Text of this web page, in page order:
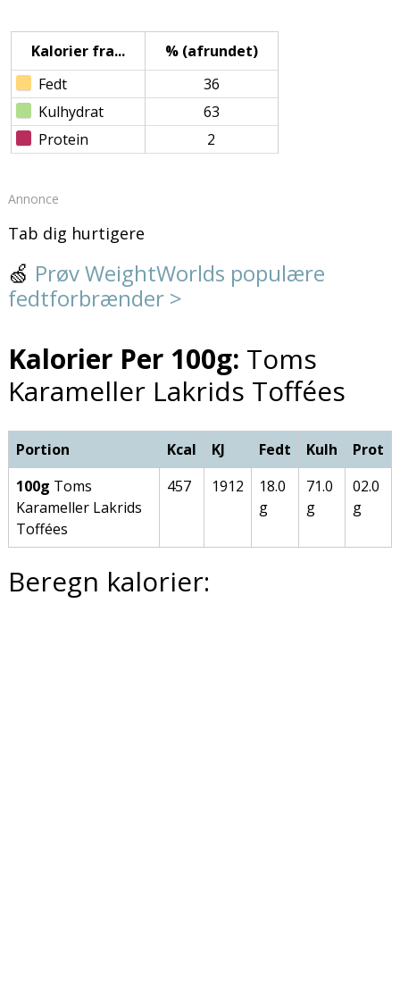
Kalorier fra...
% (afrundet)
Fedt
36
Kulhydrat
63
Protein
2
Annonce
Tab dig hurtigere
🍏 Prøv WeightWorlds populære
fedtforbrænder >
Kalorier Per 100g: Toms
Karameller Lakrids Toffées
Portion Kcal KJ Fedt Kulh
Prot
100g Toms
Karameller Lakrids
Toffées
457 1912
18.0
g
71.0
g
02.0
g
Beregn kalorier: